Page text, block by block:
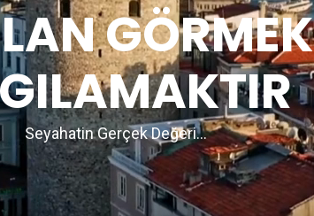
Seyahatin Gerçek Değeri...